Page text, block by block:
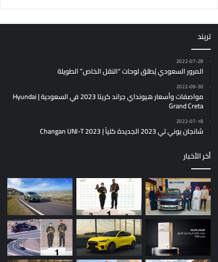
تريند
2022-07-28
المرور السعودي يُطلق لوحات “النقل الخاص” الطويلة
2022-09-30
مواصفات وأسعار هيونداي جراند كريتا 2023 في السعودية | Hyundai
Grand Creta
2022-07-18
شانجان يوني تي 2023 الجديدة كلياً | Changan UNI-T 2023
أخر الأخبار